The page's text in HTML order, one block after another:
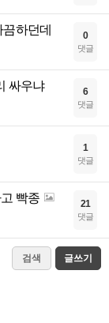
하던데 0
댓글
싸우냐 6
댓글
1
댓글
빡종 21
댓글
검색 글쓰기